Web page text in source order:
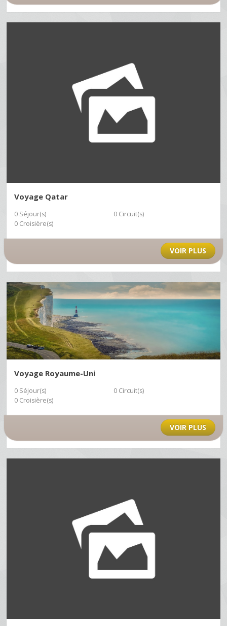
Voyage Qatar
0 Séjour(s)
0 Circuit(s)
0 Croisière(s)
VOIR PLUS
Voyage Royaume-Uni
0 Séjour(s)
0 Circuit(s)
0 Croisière(s)
VOIR PLUS